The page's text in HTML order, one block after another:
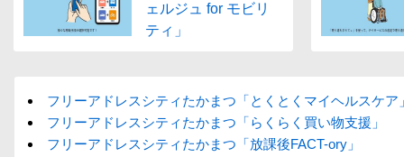
ェルジュ for モビリ
ティ」
フリーアドレスシティたかまつ「とくとくマイヘルスケア
フリーアドレスシティたかまつ「らくらく買い物支援」
フリーアドレスシティたかまつ「放課後FACT-ory」